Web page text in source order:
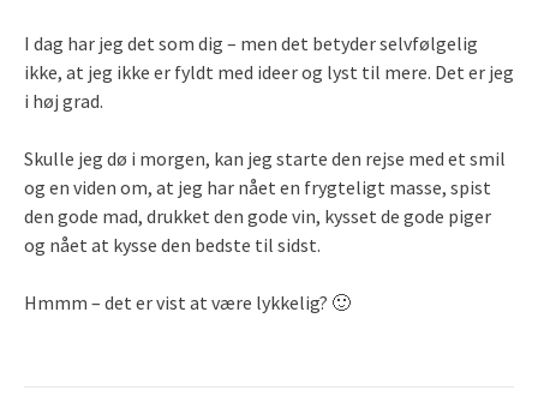
I dag har jeg det som dig – men det betyder selvfølgelig
ikke, at jeg ikke er fyldt med ideer og lyst til mere. Det er jeg
i høj grad.
Skulle jeg dø i morgen, kan jeg starte den rejse med et smil
og en viden om, at jeg har nået en frygteligt masse, spist
den gode mad, drukket den gode vin, kysset de gode piger
og nået at kysse den bedste til sidst.
Hmmm – det er vist at være lykkelig? 🙂